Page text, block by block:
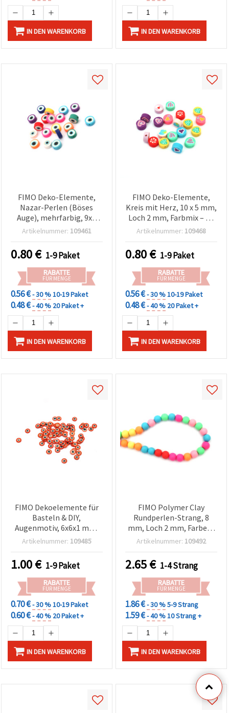
IN DEN WARENKORB IN DEN WARENKORB
FIMO Deko-Elemente,
Nazar-Perlen (Böses
Auge), mehrfarbig, 9x4
mm, Loch: 2 mm – 20
Artikelnummer: 109461
0.80€ 1-9 Paket
RABATTE
FÜR MENGE
0.56 €- 30 %10-19 Paket
0.48 €- 40 % 20 Paket +
IN DEN WARENKORB
FIMO Deko-Elemente,
Kreis mit Herz, 10 x 5 mm,
Loch 2 mm, Farbmix – 20
Stück
Artikelnummer: 109468
0.80€ 1-9 Paket
RABATTE
FÜR MENGE
0.56 €- 30 %10-19 Paket
0.48 €- 40 % 20 Paket +
IN DEN WARENKORB
FIMO Dekoelemente für
Basteln & DIY,
Augenmotiv, 6x6x1 mm,
Rot - 20 g
Artikelnummer: 109485
1.00€ 1-9 Paket
RABATTE
FÜR MENGE
0.70 €- 30 %10-19 Paket
0.60 €- 40 % 20 Paket +
IN DEN WARENKORB
FIMO Polymer Clay
Rundperlen-Strang, 8
mm, Loch 2 mm, Farben-
Mix, 50 Stück
Artikelnummer: 109492
2.65€ 1-4 Strang
RABATTE
FÜR MENGE
1.86 €- 30 %5-9 Strang
1.59 €- 40 %10 Strang +
IN DEN WARENKORB